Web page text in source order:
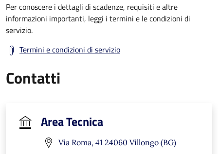
Per conoscere i dettagli di scadenze, requisiti e altre
informazioni importanti, leggi i termini e le condizioni di
servizio.
Termini e condizioni di servizio
Contatti
Area Tecnica
Via Roma, 41 24060 Villongo (BG)